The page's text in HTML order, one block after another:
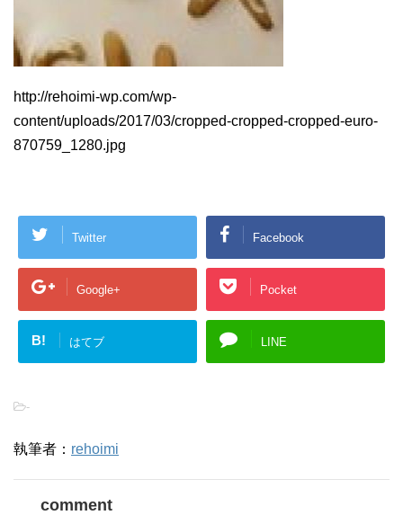
http://rehoimi-wp.com/wp-
content/uploads/2017/03/cropped-cropped-cropped-euro-
870759_1280.jpg
Twitter Facebook
Google+ Pocket
B! はてブ LINE
-
執筆者： rehoimi
comment